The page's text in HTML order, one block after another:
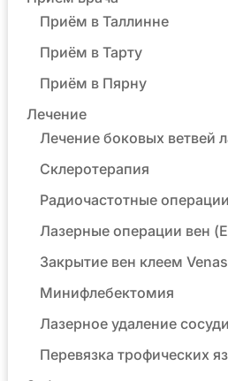
Приём в Таллинне
Приём в Тарту
Приём в Пярну
Лечение
Лечение боковых ветвей
Склеротерапия
Радиочастотные
Лазерные операции вен
Закрытие вен клеем
Минифлебектомия
Лазерное удаление
Перевязка трофических